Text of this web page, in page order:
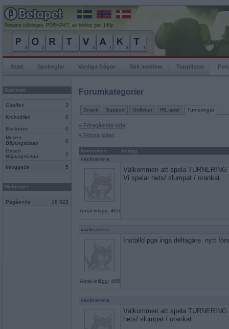
Senaste rullningen, PORtVAKT, av berlioz gav 140p
Start Spelregler Vanliga frågor Sök medlem Topplistor
Spelrum
Giraffen 3
Krokodilen 0
Elefanten
0
Musen
Böjningslistan
0
Grisen
Böjningslistan
2
Inloggade 5
Mobilspel
Pågående 18 522
Forumkategorier
Snack Support Ordlekar IRL-spel Turneringar
« Föregående sida
« Första sidan
Användare
Inlägg
vackravera
Antal inlägg: 465
Välkommen att spela
Vi spelar hets/ slumpat / orankat.
vackravera
Antal inlägg: 465
Inställd pga inga deltagare. nytt
vackravera
Välkommen att spela
hets/ slumpat / orankat.